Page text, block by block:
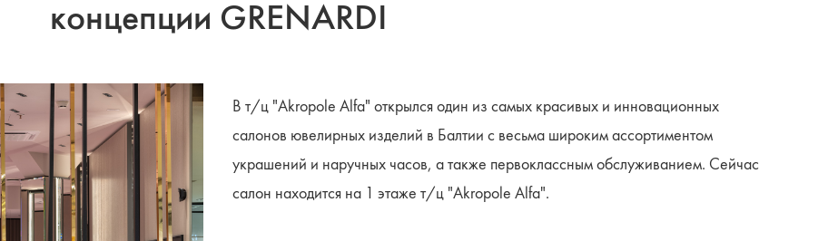
концепции GRENARDI
В т/ц "Akropole Alfa" открылся один из самых красивых и инновационных
салонов ювелирных изделий в Балтии с весьма широким ассортиментом
украшений и наручных часов, а также первоклассным обслуживанием. Сейчас
салон находится на 1 этаже т/ц "Akropole Alfa".